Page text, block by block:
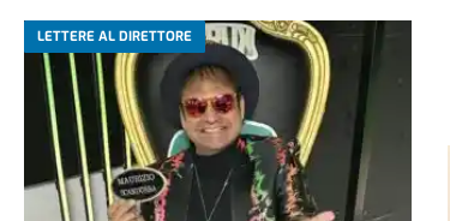
LETTERE AL DIRETTORE